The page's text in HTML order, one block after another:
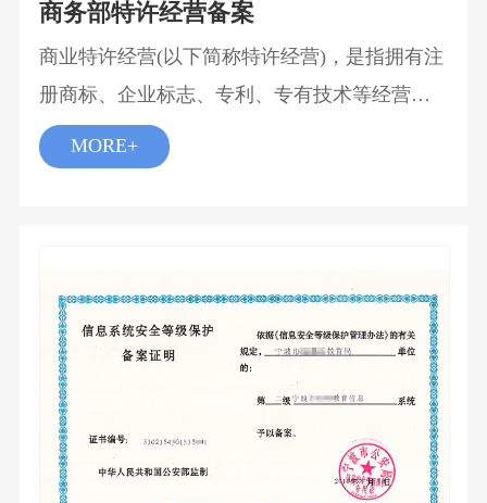
商务部特许经营备案
商业特许经营(以下简称特许经营)，是指拥有注
册商标、企业标志、专利、专有技术等经营资
源的企业(以下称特许人)，以合同形式将其拥有
的经营资源许可其他经营者(以下称被特许人)使
权、特约经销等商业活动等均属于商业特许经
营的范畴，按照法规应当在商务部进行商业特
许经营备案。
MORE+